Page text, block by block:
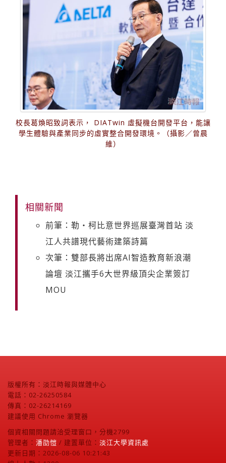
校長葛煥昭致詞表示， DIATwin 虛擬機台開發平台，能讓
學生體驗與產業同步的虛實整合開發環境。（攝影／曾晨
維）
相關新聞
前筆：勒・柯比意世界巡展臺灣首站 淡
江人共譜現代藝術建築詩篇
次筆：雙部長將出席AI智造教育新浪潮
論壇 淡江攜手6大世界級頂尖企業簽訂
MOU
版權所有：淡江時報與媒體中心
電話：02-26250584
傳真：02-26214169
建議使用 Chrome 瀏覽器
個資相關問題請洽受理窗口，分機2799
管理者： 潘劭愷 / 建置單位： 淡江大學資訊處
更新日期：2026-08-06 10:21:43